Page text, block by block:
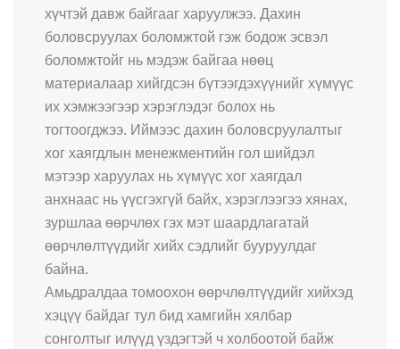
хүчтэй давж байгааг харуулжээ. Дахин
боловсруулах боломжтой гэж бодож эсвэл
боломжтойг нь мэдэж байгаа нөөц
материалаар хийгдсэн бүтээгдэхүүнийг хүмүүс
их хэмжээгээр хэрэглэдэг болох нь
тогтоогджээ. Иймээс дахин боловсруулалтыг
хог хаягдлын менежментийн гол шийдэл
мэтээр харуулах нь хүмүүс хог хаягдал
анхнаас нь үүсгэхгүй байх, хэрэглээгээ хянах,
зуршлаа өөрчлөх гэх мэт шаардлагатай
өөрчлөлтүүдийг хийх сэдлийг бууруулдаг
байна.
Амьдралдаа томоохон өөрчлөлтүүдийг хийхэд
хэцүү байдаг тул бид хамгийн хялбар
сонголтыг илүүд үздэгтэй ч холбоотой байж